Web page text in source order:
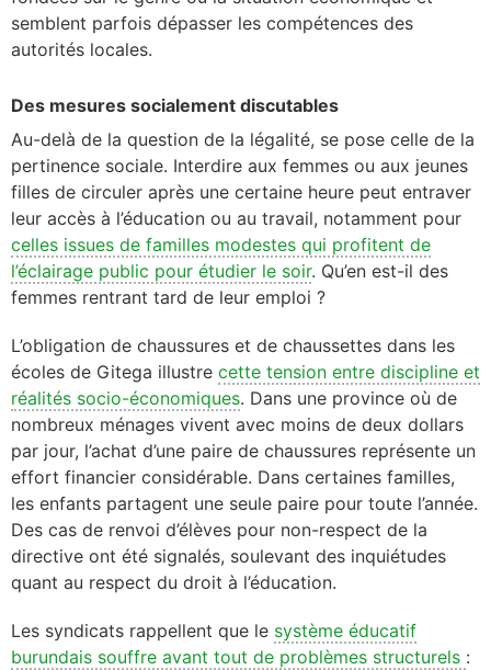
semblent parfois dépasser les compétences des
autorités locales.
Des mesures socialement discutables
Au-delà de la question de la légalité, se pose celle de la
pertinence sociale. Interdire aux femmes ou aux jeunes
filles de circuler après une certaine heure peut entraver
leur accès à l’éducation ou au travail, notamment pour
celles issues de familles modestes qui profitent de
l’éclairage public pour étudier le soir. Qu’en est-il des
femmes rentrant tard de leur emploi ?
L’obligation de chaussures et de chaussettes dans les
écoles de Gitega illustre cette tension entre discipline et
réalités socio-économiques. Dans une province où de
nombreux ménages vivent avec moins de deux dollars
par jour, l’achat d’une paire de chaussures représente un
effort financier considérable. Dans certaines familles,
les enfants partagent une seule paire pour toute l’année.
Des cas de renvoi d’élèves pour non-respect de la
directive ont été signalés, soulevant des inquiétudes
quant au respect du droit à l’éducation.
Les syndicats rappellent que le système éducatif
burundais souffre avant tout de problèmes structurels :